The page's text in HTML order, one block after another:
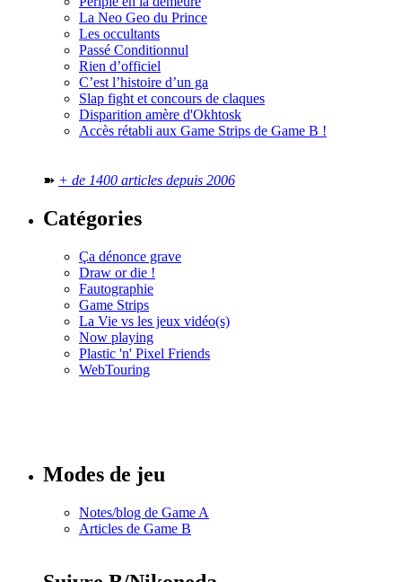
La Neo Geo du Prince
Les occultants
Passé Conditionnul
Rien d’officiel
C’est l’histoire d’un ga
Slap fight et concours de claques
Disparition amère d'Okhtosk
Accès rétabli aux Game Strips de Game B !
➽ + de 1400 articles depuis 2006
Catégories
Ça dénonce grave
Draw or die !
Fautographie
Game Strips
La Vie vs les jeux vidéo(s)
Now playing
Plastic 'n' Pixel Friends
WebTouring
Modes de jeu
Notes/blog de Game A
Articles de Game B